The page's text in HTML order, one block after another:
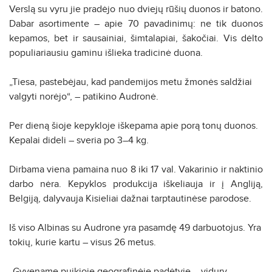
Verslą su vyru jie pradėjo nuo dviejų rūšių duonos ir batono.
Dabar asortimente – apie 70 pavadinimų: ne tik duonos
kepamos, bet ir sausainiai, šimtalapiai, šakočiai. Vis dėlto
populiariausiu gaminu išlieka tradicinė duona.
„Tiesa, pastebėjau, kad pandemijos metu žmonės saldžiai
valgyti norėjo“, – patikino Audronė.
Per dieną šioje kepykloje iškepama apie porą tonų duonos.
Kepalai dideli – sveria po 3–4 kg.
Dirbama viena pamaina nuo 8 iki 17 val. Vakarinio ir naktinio
darbo nėra. Kepyklos produkcija iškeliauja ir į Angliją,
Belgiją, dalyvauja Kisieliai dažnai tarptautinėse parodose.
Iš viso Albinas su Audrone yra pasamdę 49 darbuotojus. Yra
tokių, kurie kartu – visus 26 metus.